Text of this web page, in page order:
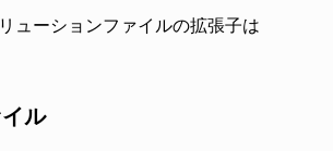
ューションファイルの拡張子は
ル